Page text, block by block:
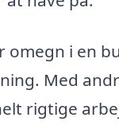
i en
Med
rigtige